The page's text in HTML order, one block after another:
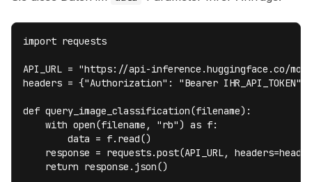
import requests
API_URL = "https://api-inference.huggingface.co/
headers = {"Authorization": "Bearer IHR_API_TOKEN"}
def query_image_classification(filename):
    with open(filename, "rb") as f:
        data = f.read()
response = requests.post(API_URL,
    return response.json()